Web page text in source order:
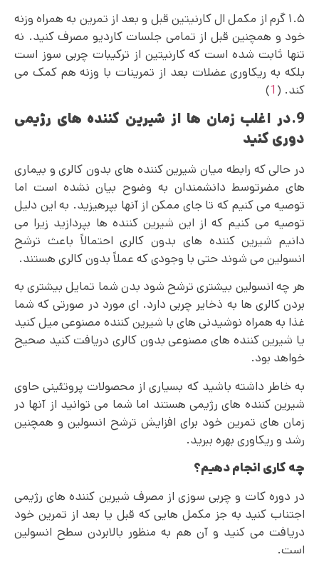
۱.۵ گرم از مکمل ال کارنیتین قبل و بعد از تمرین به همراه وزنه
خود و همچنین قبل از تمامی جلسات کاردیو مصرف کنید. نه
تنها ثابت شده است که کارنیتین از ترکیبات چربی سوز است
بلکه به ریکاوری عضلات بعد از تمرینات با وزنه هم کمک می
کند. ( 1
)
9.در اغلب زمان ها از شیرین کننده های رژیمی
دوری کنید
در حالی که رابطه میان شیرین کننده های بدون کالری و بیماری
های مضرتوسط دانشمندان به وضوح بیان نشده است اما
توصیه می‌ کنیم که تا جای ممکن از آنها بپرهیزید. به این دلیل
توصیه می‌ کنیم که از این شیرین کننده ها بپردازید زیرا می
دانیم شیرین کننده های بدون کالری احتمالاً باعث ترشح
انسولین می شوند حتی با وجودی که عملاً بدون کالری هستند.
هر چه انسولین بیشتری ترشح شود بدن شما تمایل بیشتری به
بردن کالری ها به ذخایر چربی دارد. ای مورد در صورتی که شما
غذا به همراه نوشیدنی های با شیرین کننده مصنوعی میل کنید
یا شیرین کننده های مصنوعی بدون کالری دریافت کنید صحیح
خواهد بود.
به خاطر داشته باشید که بسیاری از محصولات پروتئینی حاوی
شیرین کننده های رژیمی هستند اما شما می‌ توانید از آنها در
زمان های تمرین خود برای افزایش ترشح انسولین و همچنین
رشد و ریکاوری بهره ببرید.
چه کاری انجام دهیم؟
در دوره کات و چربی سوزی از مصرف شیرین کننده های رژیمی
اجتناب کنید به جز مکمل هایی که قبل یا بعد از تمرین خود
دریافت می کنید و آن هم به منظور بالابردن سطح انسولین
است.